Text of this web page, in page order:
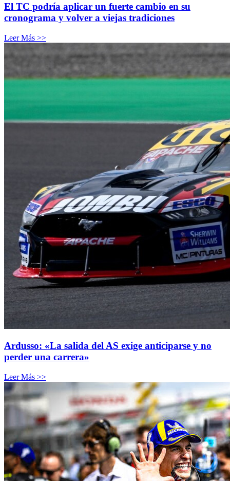
El TC podría aplicar un fuerte cambio en su
cronograma y volver a viejas tradiciones
Leer Más >>
Ardusso: «La salida del AS exige anticiparse y no
perder una carrera»
Leer Más >>